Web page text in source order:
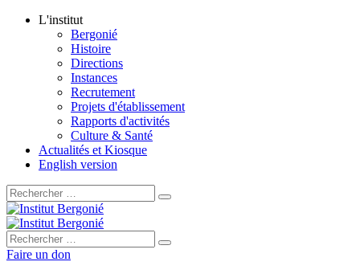
L'institut
Bergonié
Histoire
Directions
Instances
Recrutement
Projets d'établissement
Rapports d'activités
Culture & Santé
Actualités et Kiosque
English version
Rechercher :
Rechercher :
Faire un don